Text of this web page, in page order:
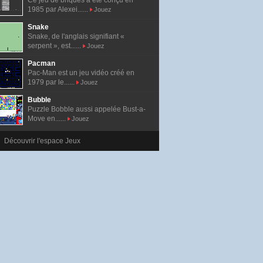
1985 par Alexei......
Jouez
Snake
Snake, de l'anglais signifiant «
serpent », est......
Jouez
Pacman
Pac-Man est un jeu vidéo créé en
1979 par le......
Jouez
Bubble
Puzzle Bobble aussi appelée Bust-a-
Move en......
Jouez
Découvrir l'espace Jeux